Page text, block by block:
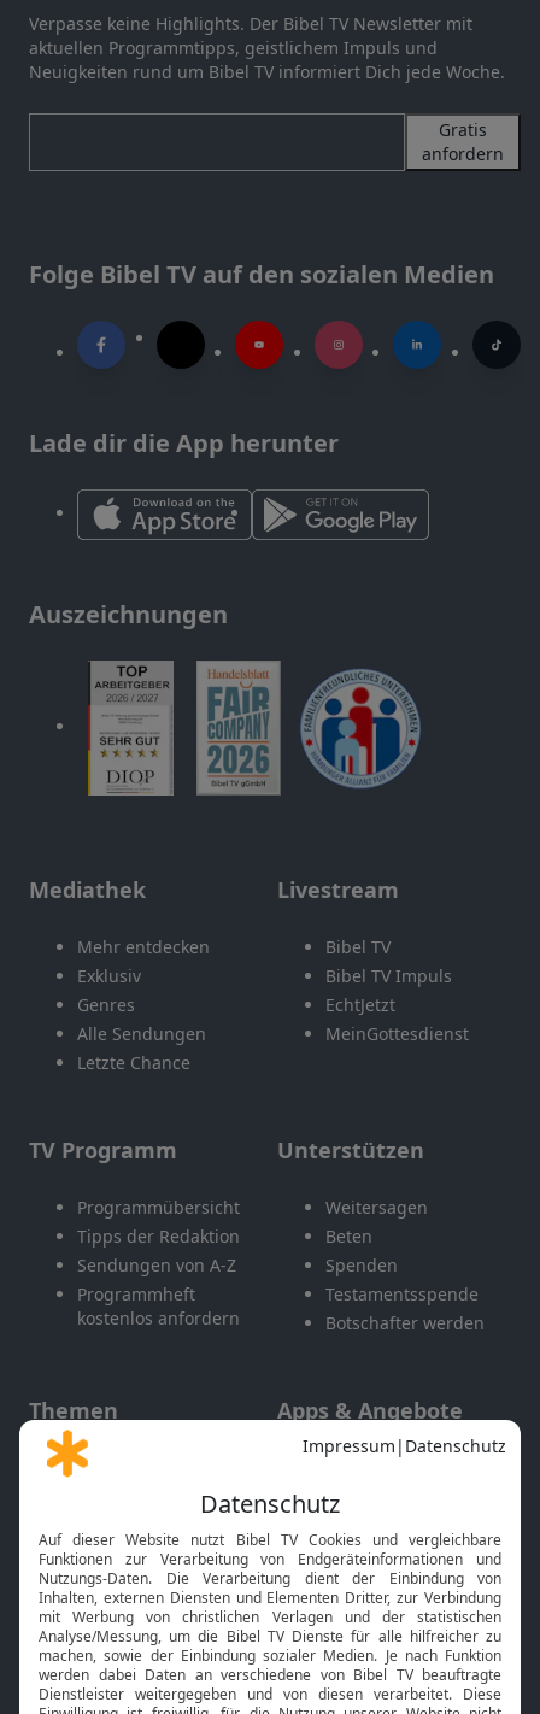
Verpasse keine Highlights. Der Bibel TV Newsletter mit
aktuellen Programmtipps, geistlichem Impuls und
Neuigkeiten rund um Bibel TV informiert Dich jede Woche.
Gratis
anfordern
Folge Bibel TV auf den sozialen Medien
Lade dir die App herunter
Auszeichnungen
Mediathek
Mehr entdecken
Exklusiv
Genres
Alle Sendungen
Letzte Chance
Livestream
Bibel TV
Bibel TV Impuls
EchtJetzt
MeinGottesdienst
TV Programm
Programmübersicht
Tipps der Redaktion
Sendungen von A-Z
Programmheft
kostenlos anfordern
Unterstützen
Weitersagen
Beten
Spenden
Testamentsspende
Botschafter werden
Themen
Gott und Bibel erklärt
Neuigkeiten
Apps & Angebote
Mobile App
Smart TV
HbbTV
Bibelthek Online-Bibel
Nächster Gottesdienst